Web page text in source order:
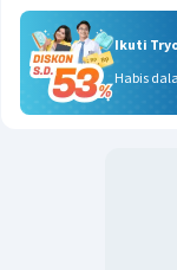
Ikuti
Habis